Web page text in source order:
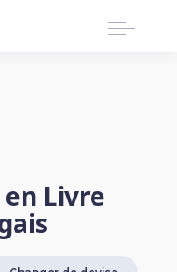
Livre